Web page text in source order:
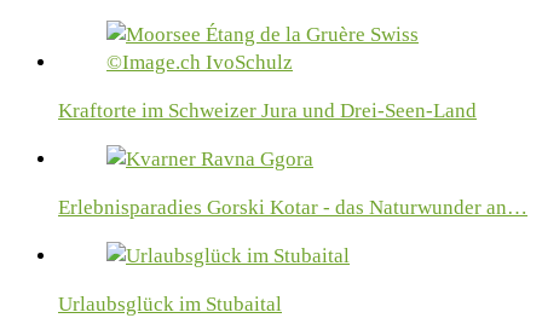
Kraftorte im Schweizer Jura und Drei-Seen-Land
Erlebnisparadies Gorski Kotar - das Naturwunder an…
Urlaubsglück im Stubaital